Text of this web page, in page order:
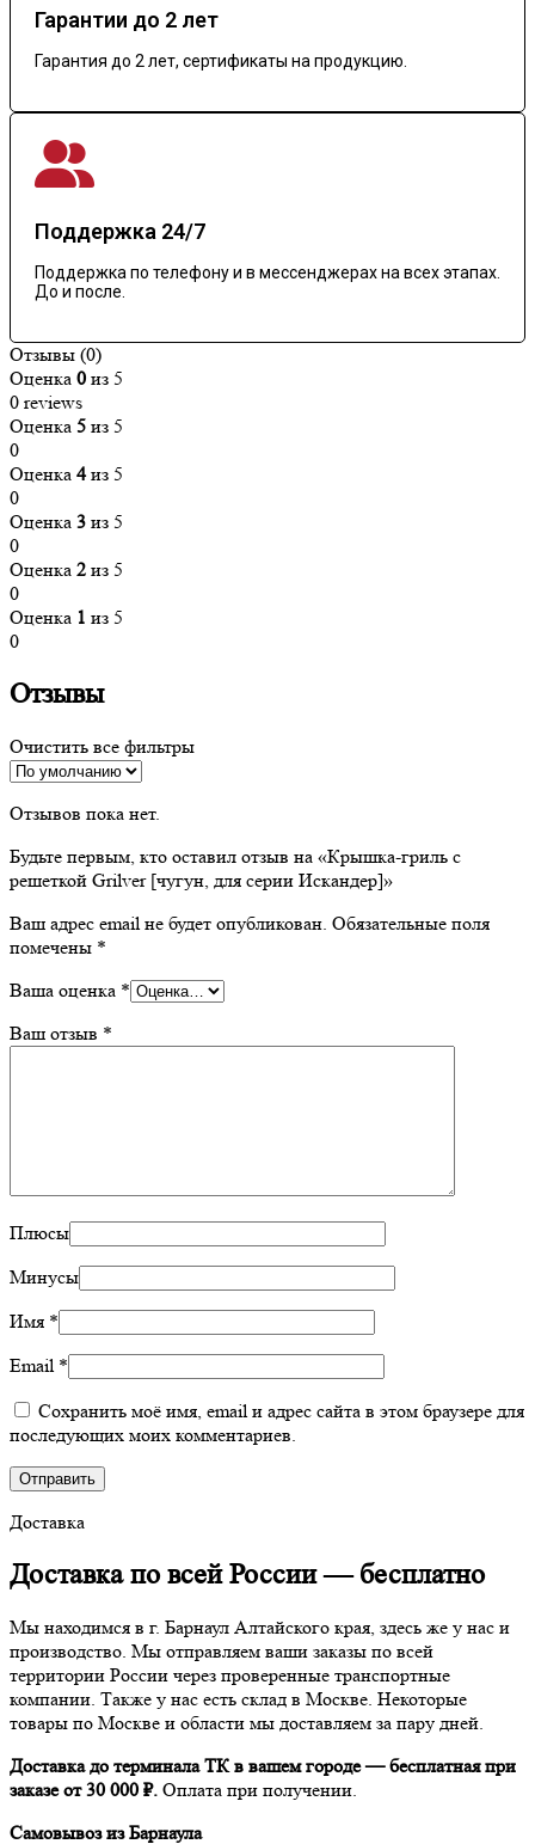
Гарантии до 2 лет
Гарантия до 2 лет, сертификаты на продукцию.
Поддержка 24/7
Поддержка по телефону и в мессенджерах на всех этапах.
До и после.
Отзывы (0)
Оценка 0 из 5
0 reviews
Оценка 5 из 5
0
Оценка 4из 5
0
Оценка 3 из 5
0
Оценка 2 из 5
0
Оценка 1 из 5
0
Отзывы
Очистить все фильтры
Отзывов пока нет.
Будьте первым, кто оставил отзыв на «Крышка-гриль с
решеткой Grilver [чугун, для серии Искандер]»
Ваш адрес email не будет опубликован. Обязательные поля
помечены *
Ваша оценка *
Ваш отзыв *
Плюсы
Минусы
Имя *
Email *
Сохранить моё имя, email и адрес сайта в этом браузере для
последующих моих комментариев.
Доставка
Доставка по всей России —бесплатно
Мы находимся в г. Барнаул Алтайского края, здесь же у нас и
производство. Мы отправляем ваши заказы по всей
территории России через проверенные транспортные
компании. Также у нас есть склад в Москве. Некоторые
товары по Москве и области мы доставляем за пару дней.
Доставка до терминала ТК в вашем городе — бесплатная при
заказе от 30 000 ₽. Оплата при получении.
Самовывоз из Барнаула